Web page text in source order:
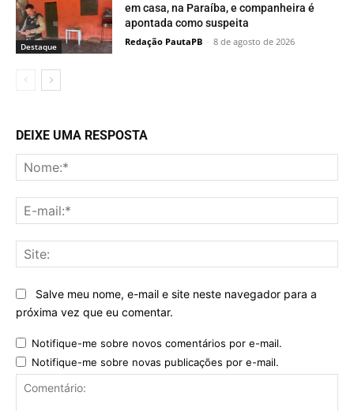
Destaque
em casa, na Paraíba, e companheira é
apontada como suspeita
Redação PautaPB - 8 de agosto de 2026
DEIXE UMA RESPOSTA
Salve meu nome, e-mail e site neste navegador para a
próxima vez que eu comentar.
Notifique-me sobre novos comentários por e-mail.
Notifique-me sobre novas publicações por e-mail.